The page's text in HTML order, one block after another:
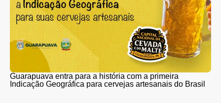
Guarapuava entra para a história com a primeira
Indicação Geográfica para cervejas artesanais do Brasil